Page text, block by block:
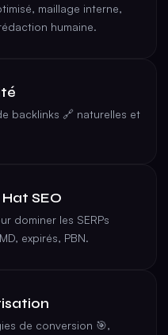
maillage interne,
humaine.
backlinks 🔗 naturelles et
SEO
dominer les SERPs
expirés, PBN.
de conversion 🎯,